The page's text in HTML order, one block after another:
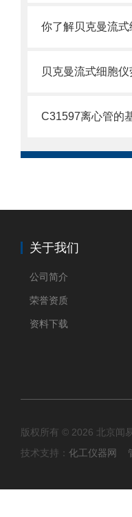
关于我们
公司简介
荣誉资质
资料下载
版权所有 © 2026 北京闻
技术支持： 化工仪器网